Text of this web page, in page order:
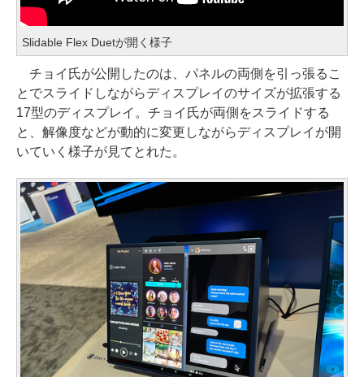
Slidable Flex Duetが開く様子
チョイ氏が公開したのは、パネルの両側を引っ張るこ
とでスライドしながらディスプレイのサイズが拡張する
17型のディスプレイ。チョイ氏が両側をスライドする
と、解像度などが動的に変更しながらディスプレイが開
いていく様子が見てとれた。